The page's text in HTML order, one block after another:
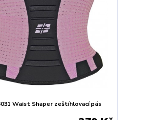
Waist Shaper zeštíhlovací pás